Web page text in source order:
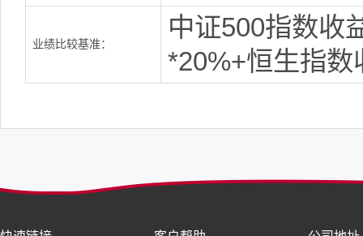
业绩比较基准：
中证500指数收
*20%+恒生指